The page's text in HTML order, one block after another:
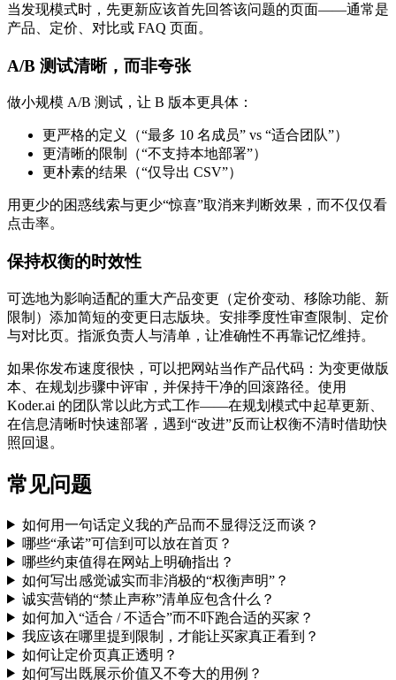
当发现模式时，先更新应该首先回答该问题的页面——通常是
产品、定价、对比或 FAQ 页面。
A/B 测试清晰，而非夸张
做小规模 A/B 测试，让 B 版本更具体：
更严格的定义（“最多 10 名成员” vs “适合团队”）
更清晰的限制（“不支持本地部署”）
更朴素的结果（“仅导出 CSV”）
用更少的困惑线索与更少“惊喜”取消来判断效果，而不仅仅看
点击率。
保持权衡的时效性
可选地为影响适配的重大产品变更（定价变动、移除功能、新
限制）添加简短的变更日志版块。安排季度性审查限制、定价
与对比页。指派负责人与清单，让准确性不再靠记忆维持。
如果你发布速度很快，可以把网站当作产品代码：为变更做版
本、在规划步骤中评审，并保持干净的回滚路径。使用
Koder.ai 的团队常以此方式工作——在规划模式中起草更新、
在信息清晰时快速部署，遇到“改进”反而让权衡不清时借助快
照回退。
常见问题
如何用一句话定义我的产品而不显得泛泛而谈？
哪些“承诺”可信到可以放在首页？
哪些约束值得在网站上明确指出？
如何写出感觉诚实而非消极的“权衡声明”？
诚实营销的“禁止声称”清单应包含什么？
如何加入“适合 / 不适合”而不吓跑合适的买家？
我应该在哪里提到限制，才能让买家真正看到？
如何让定价页真正透明？
如何写出既展示价值又不夸大的用例？